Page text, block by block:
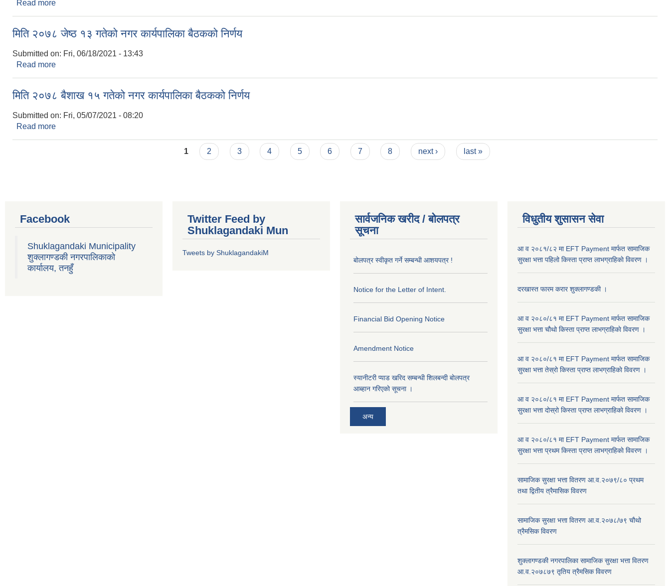
Read more
मिति २०७८ जेष्ठ १३ गतेको नगर कार्यपालिका बैठकको निर्णय
Submitted on: Fri, 06/18/2021 - 13:43
Read more
मिति २०७८ बैशाख १५ गतेको नगर कार्यपालिका बैठकको निर्णय
Submitted on: Fri, 05/07/2021 - 08:20
Read more
1 2 3 4 5 6 7 8 next › last »
Facebook
Shuklagandaki Municipality
शुक्लागण्डकी नगरपालिकाको
कार्यालय, तनहुँ
Twitter Feed by
Shuklagandaki Mun
Tweets by ShuklagandakiM
सार्वजनिक खरीद / बोलपत्र
सूचना
बोलपत्र स्वीकृत गर्ने सम्बन्धी आशयपत्र !
Notice for the Letter of Intent.
Financial Bid Opening Notice
Amendment Notice
स्यानीटरी प्याड खरिद सम्बन्धी शिलबन्दी बोलपत्र
आब्हान गरिएको सूचना ।
अन्य
विधुतीय शुसासन सेवा
आ व २०८१/८२ मा EFT Payment मार्फत सामाजिक
सुरक्षा भत्ता पहिलो किस्ता प्राप्त लाभग्राहिकाे विवरण ।
दरखास्त फारम करार शुक्लागण्डकी ।
आ व २०८०/८१ मा EFT Payment मार्फत सामाजिक
सुरक्षा भत्ता चौथो किस्ता प्राप्त लाभग्राहिकाे विवरण ।
आ व २०८०/८१ मा EFT Payment मार्फत सामाजिक
सुरक्षा भत्ता तेस्रो किस्ता प्राप्त लाभग्राहिकाे विवरण ।
आ व २०८०/८१ मा EFT Payment मार्फत सामाजिक
सुरक्षा भत्ता दोस्रो किस्ता प्राप्त लाभग्राहिकाे विवरण ।
आ व २०८०/८१ मा EFT Payment मार्फत सामाजिक
सुरक्षा भत्ता प्रथम किस्ता प्राप्त लाभग्राहिकाे विवरण ।
सामाजिक सुरक्षा भत्ता वितरण आ.व.२०७९/८० प्रथम
तथा द्वितीय त्रैमासिक विवरण
सामाजिक सुरक्षा भत्ता वितरण आ.व.२०७८/७९ चौथो
त्रैमसिक विवरण
शुक्लागण्डकी नगरपालिका सामाजिक सुरक्षा भत्ता वितरण
आ.व.२०७८७९ तृतिय त्रैमसिक विवरण